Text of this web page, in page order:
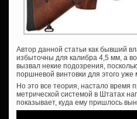
Автор данной статьи как бывший
избыточны для калибра 4,5 мм, а
вызвал некие подозрения,
поршневой винтовки для этого
Но это все теория, настало время
метрической системой в Штатах
показывает, куда ему пришлось